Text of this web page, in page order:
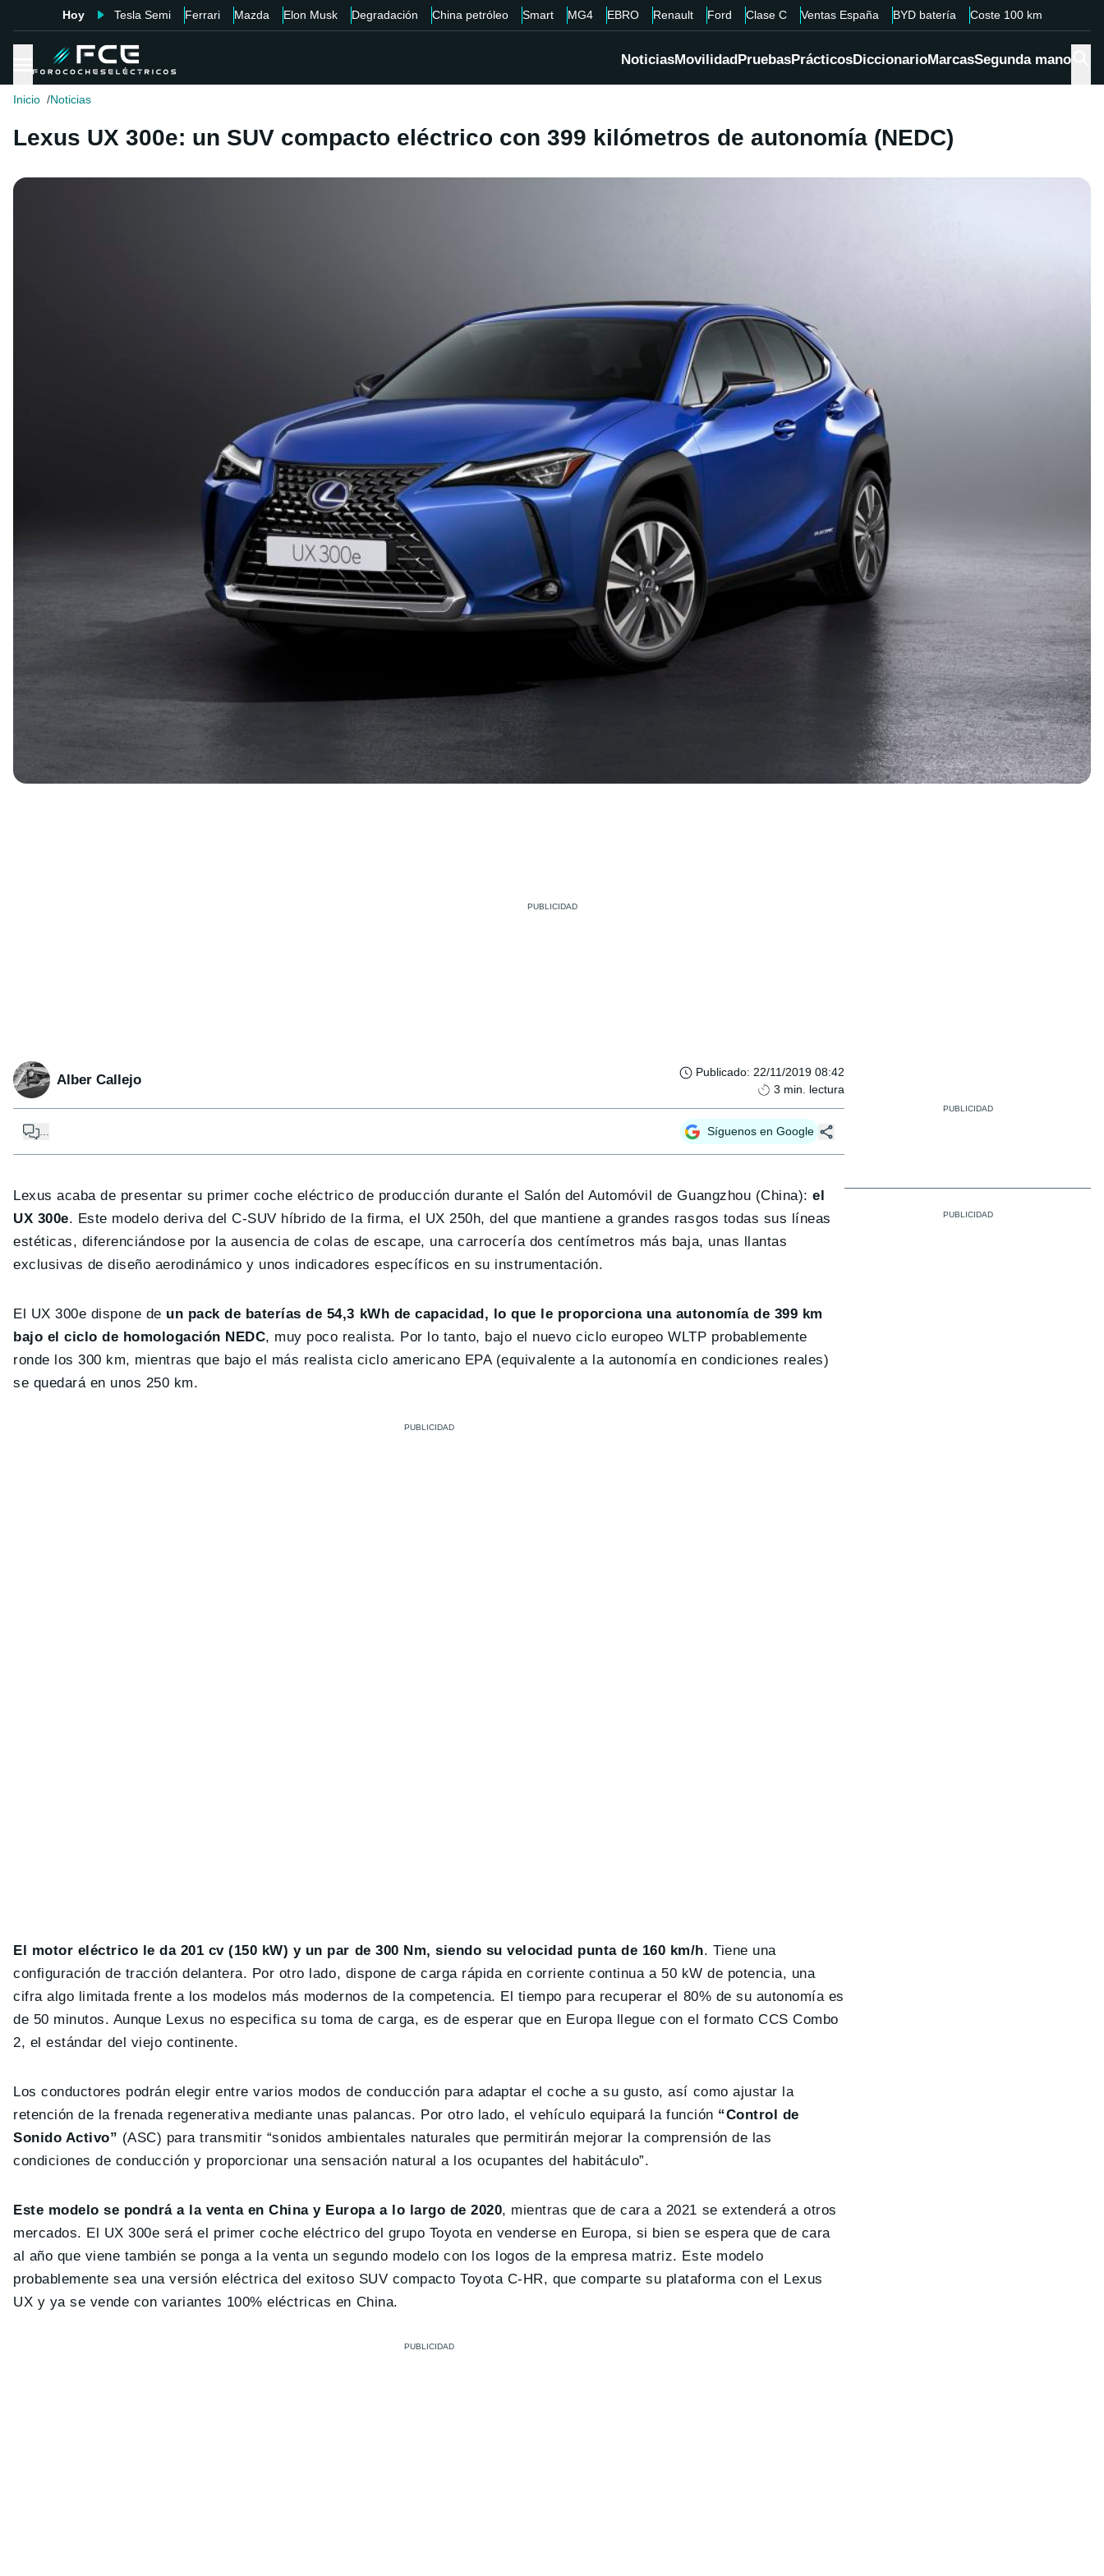
Hoy Tesla Semi Ferrari Mazda Elon Musk Degradación China petróleo Smart MG4 EBRO Renault Ford Clase C Ventas España BYD batería Coste 100 km
NoticiasMovilidadPruebasPrácticosDiccionarioMarcasSegunda mano
Inicio Noticias
Lexus UX 300e: un SUV compacto eléctrico con 399 kilómetros de autonomía (NEDC)
Alber Callejo Publicado: 22/11/2019 08:42
3 min. lectura
Síguenos en Google
Lexus acaba de presentar su primer coche eléctrico de producción durante el Salón del Automóvil de Guangzhou (China):el
UX 300e. Este modelo deriva del C-SUV híbrido de la firma, el UX 250h, del que mantiene a grandes rasgos todas sus líneas
estéticas, diferenciándose por la ausencia de colas de escape, una carrocería dos centímetros más baja, unas llantas
exclusivas de diseño aerodinámico y unos indicadores específicos en su instrumentación.
El UX 300e dispone de un pack de baterías de 54,3 kWh de capacidad, lo que le proporciona una autonomía de 399 km
bajo el ciclo de homologación NEDC, muy poco realista. Por lo tanto, bajo el nuevo ciclo europeo WLTP probablemente
ronde los 300 km, mientras que bajo el más realista ciclo americano EPA (equivalente a la autonomía en condiciones reales)
se quedará en unos 250 km.
El motor eléctrico le da 201 cv (150 kW) y un par de 300 Nm, siendo su velocidad punta de 160 km/h. Tiene una
configuración de tracción delantera. Por otro lado, dispone de carga rápida en corriente continua a 50 kW de potencia, una
cifra algo limitada frente a los modelos más modernos de la competencia. El tiempo para recuperar el 80% de su autonomía es
de 50 minutos. Aunque Lexus no especifica su toma de carga, es de esperar que en Europa llegue con el formato CCS Combo
2, el estándar del viejo continente.
Los conductores podrán elegir entre varios modos de conducción para adaptar el coche a su gusto, así como ajustar la
retención de la frenada regenerativa mediante unas palancas. Por otro lado, el vehículo equipará la función “Control de
Sonido Activo” (ASC) para transmitir “sonidos ambientales naturales que permitirán mejorar la comprensión de las
condiciones de conducción y proporcionar una sensación natural a los ocupantes del habitáculo”.
Este modelo se pondrá a la venta en China y Europa a lo largo de 2020, mientras que de cara a 2021 se extenderá a otros
mercados. El UX 300e será el primer coche eléctrico del grupo Toyota en venderse en Europa, si bien se espera que de cara
al año que viene también se ponga a la venta un segundo modelo con los logos de la empresa matriz. Este modelo
probablemente sea una versión eléctrica del exitoso SUV compacto Toyota C-HR, que comparte su plataforma con el Lexus
UX y ya se vende con variantes 100% eléctricas en China.